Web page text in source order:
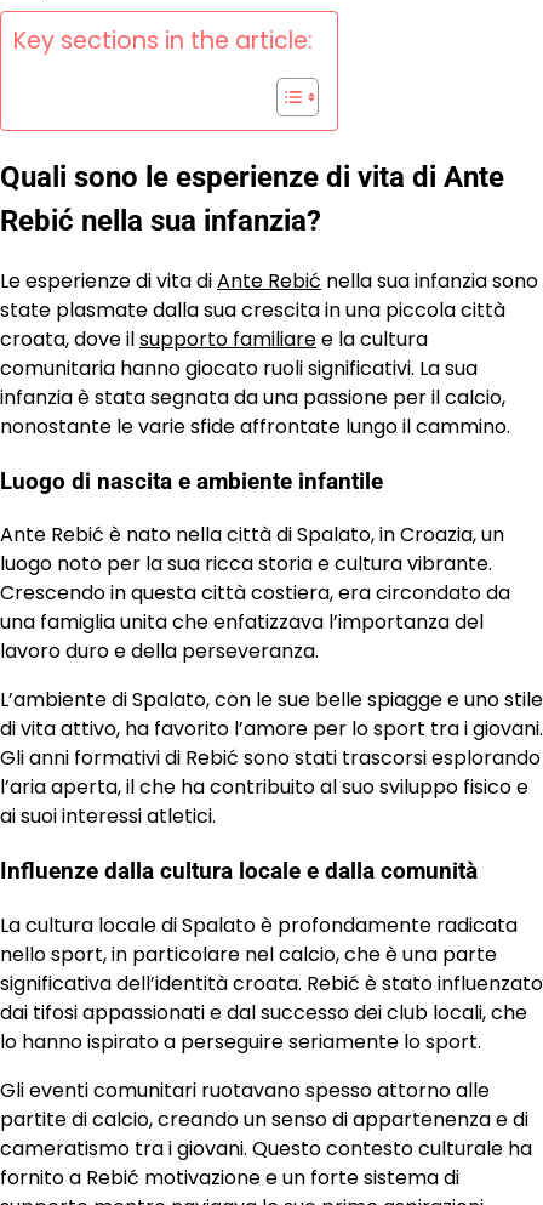
Key sections in the article:
Quali sono le esperienze di vita di Ante
Rebić nella sua infanzia?
Le esperienze di vita diAnte Rebić nella sua infanzia sono
state plasmate dalla sua crescita in una piccola città
croata, dove ilsupporto familiaree la cultura
comunitaria hanno giocato ruoli significativi. La sua
infanzia è stata segnata da una passione per il calcio,
nonostante le varie sfide affrontate lungo il cammino.
Luogo di nascita e ambiente infantile
Ante Rebić è nato nella città di Spalato, in Croazia, un
luogo noto per la sua ricca storia e cultura vibrante.
Crescendo in questa città costiera, era circondato da
una famiglia unita che enfatizzava l’importanza del
lavoro duro e della perseveranza.
L’ambiente di Spalato, con le sue belle spiagge e uno stile
di vita attivo, ha favorito l’amore per lo sport tra i giovani.
Gli anni formativi di Rebić sono stati trascorsi esplorando
l’aria aperta, il che ha contribuito al suo sviluppo fisico e
ai suoi interessi atletici.
Influenze dalla cultura locale e dalla comunità
La cultura locale di Spalato è profondamente radicata
nello sport, in particolare nel calcio, che è una parte
significativa dell’identità croata. Rebić è stato influenzato
dai tifosi appassionati e dal successo dei club locali, che
lo hanno ispirato a perseguire seriamente lo sport.
Gli eventi comunitari ruotavano spesso attorno alle
partite di calcio, creando un senso di appartenenza e di
cameratismo tra i giovani. Questo contesto culturale ha
fornito a Rebić motivazione e un forte sistema di